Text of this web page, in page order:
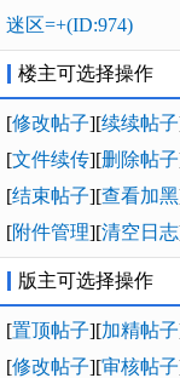
迷区=+(ID:974)
楼主可选择操作
[修改帖子][续续帖子
[文件续传][删除帖子
[结束帖子][查看加黑
[附件管理][清空日志
版主可选择操作
[置顶帖子][加精帖子
[修改帖子][审核帖子